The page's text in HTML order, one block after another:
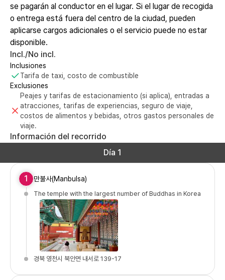
se pagarán al conductor en el lugar. Si el lugar de recogida
o entrega está fuera del centro de la ciudad, pueden
aplicarse cargos adicionales o el servicio puede no estar
disponible.
Incl./No incl.
Inclusiones
Tarifa de taxi, costo de combustible
Exclusiones
Peajes y tarifas de estacionamiento (si aplica), entradas a
atracciones, tarifas de experiencias, seguro de viaje,
costos de alimentos y bebidas, otros gastos personales de
viaje.
Información del recorrido
Día 1
1 만불사(Manbulsa)
The temple with the largest number of Buddhas in Korea
경북 영천시 북안면 내서로 139-17